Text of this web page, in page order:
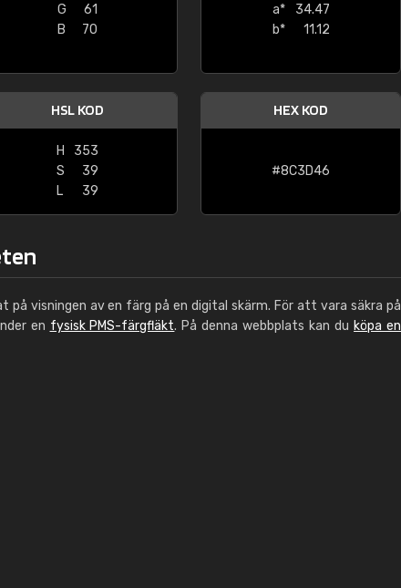
G
61
B
70
a*
34.47
b*
11.12
HSL KOD
H
353
S
39
L
39
HEX KOD
#8C3D46
visningen av en färg på en digital skärm. För att vara säkra på
en fysisk PMS-färgfläkt. På denna webbplats kan du köpa en
"Great product and speedy delivery"